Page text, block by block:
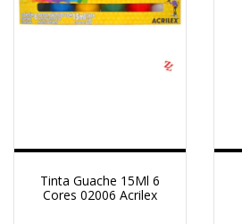
Tinta Guache 15Ml 6
Cores 02006 Acrilex